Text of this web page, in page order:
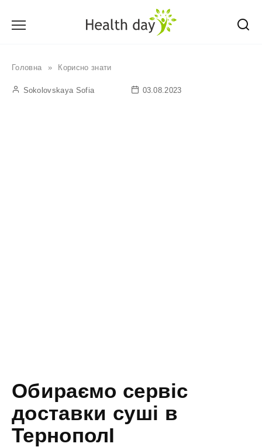
Головна » Корисно знати
Sokolovskaya Sofia 03.08.2023
Обираємо сервіс
доставки суші в
ТернополІ